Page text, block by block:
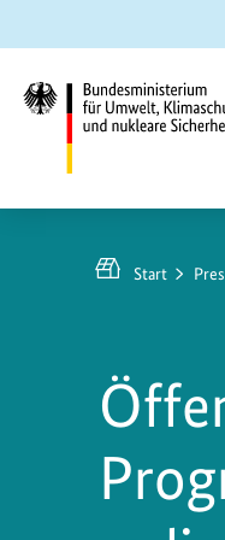
Hauptinhalt
springen
Suche
springen
Hauptnavigation
springen
Umwelt,
Klimaschutz,
nukleare
Sicherheit
Start